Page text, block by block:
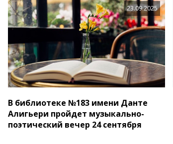
23.09.2025
В библиотеке №183 имени Данте
Алигьери пройдет музыкально-
поэтический вечер 24 сентября